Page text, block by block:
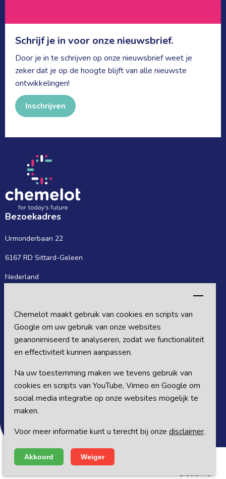
Chemelot maakt gebruik van cookies en scripts van
Google om uw gebruik van onze websites
geanonimiseerd te analyseren, zodat we functionaliteit
en effectiviteit kunnen aanpassen.
Na uw toestemming maken we tevens gebruik van
cookies en scripts van YouTube, Vimeo en Google om
social media integratie op onze websites mogelijk te
maken.
Voor meer informatie kunt u terecht bij onze disclaimer.
Akkoord Weiger
Schrijf je in voor onze nieuwsbrief.
Door je in te schrijven op onze nieuwsbrief weet je
zeker dat je op de hoogte blijft van alle nieuwste
ontwikkelingen!
Inschrijven
Bezoekadres
Urmonderbaan 22
6167 RD Sittard-Geleen
Nederland
Postbus 27
6160 MB Sittard-Geleen
Nederland
Volg ons op sociale media
© Copyright Chemelot 2018 - 2026
Disclaimer